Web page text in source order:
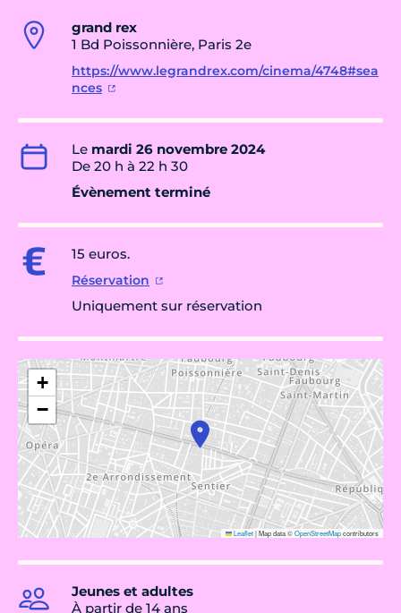
grand rex
1 Bd Poissonnière, Paris 2e
https://www.legrandrex.com/cinema/4748#sea
nces
Le mardi 26 novembre 2024
De 20 h à 22 h 30
Évènement terminé
15 euros.
Réservation
Uniquement sur réservation
+
−
Leaflet|Map data ©OpenStreetMapcontributors
Jeunes et adultes
À partir de 14 ans